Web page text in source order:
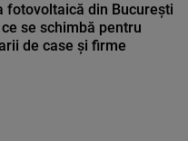
fotovoltaică din București
se schimbă pentru
de case și firme